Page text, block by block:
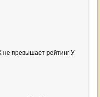
не превышает рейтинг У